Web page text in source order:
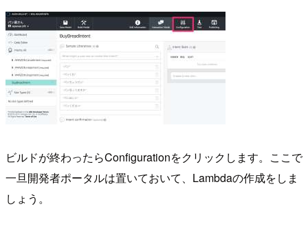
ビルドが終わったらConfigurationをクリックします。ここで
一旦開発者ポータルは置いておいて、Lambdaの作成をしま
しょう。